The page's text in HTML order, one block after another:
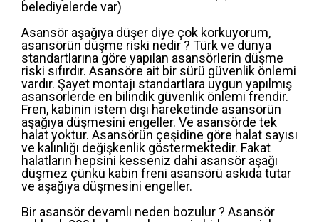
belediyelerde var)
Asansör aşağıya düşer diye çok korkuyorum,
asansörün düşme riski nedir ? Türk ve dünya
standartlarına göre yapılan asansörlerin düşme
riski sıfırdır. Asansöre ait bir sürü güvenlik önlemi
vardır. Şayet montajı standartlara uygun yapılmış
asansörlerde en bilindik güvenlik önlemi frendir.
Fren, kabinin istem dışı hareketinde asansörün
aşağıya düşmesini engeller. Ve asansörde tek
halat yoktur. Asansörün çeşidine göre halat sayısı
ve kalınlığı değişkenlik göstermektedir. Fakat
halatların hepsini kesseniz dahi asansör aşağı
düşmez çünkü kabin freni asansörü askıda tutar
ve aşağıya düşmesini engeller.
Bir asansör devamlı neden bozulur ? Asansör